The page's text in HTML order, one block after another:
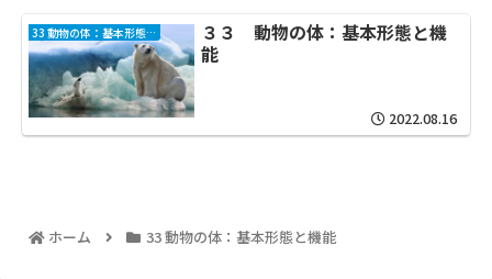
33 動物の体：基本形態と機能
３３ 動物の体：基本形態と機
能
2022.08.16
ホーム 33 動物の体：基本形態と機能